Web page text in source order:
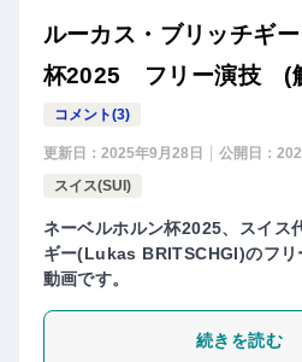
ルーカス・ブリッチギ
杯2025 フリー演技 (
コメント(3)
更新日： 2025年9月28日 公開日：
スイス(SUI)
ネーベルホルン杯2025、スイス
ギー(Lukas BRITSCHGI)のフリ
動画です。
続きを読む